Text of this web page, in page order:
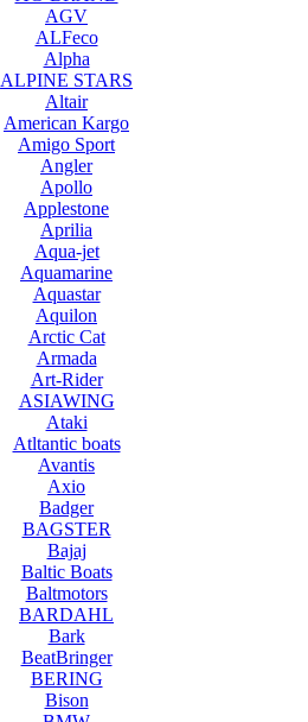
AGV
ALFeco
Alpha
ALPINE STARS
Altair
American Kargo
Amigo Sport
Angler
Apollo
Applestone
Aprilia
Aqua-jet
Aquamarine
Aquastar
Aquilon
Arctic Cat
Armada
Art-Rider
ASIAWING
Ataki
Atltantic boats
Avantis
Axio
Badger
BAGSTER
Bajaj
Baltic Boats
Baltmotors
BARDAHL
Bark
BeatBringer
BERING
Bison